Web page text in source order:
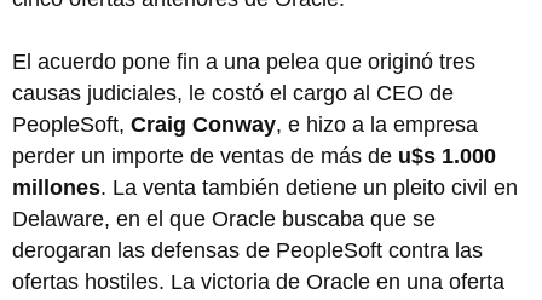
El acuerdo pone fin a una pelea que originó tres
causas judiciales, le costó el cargo al CEO de
PeopleSoft, Craig Conway, e hizo a la empresa
perder un importe de ventas de más de u$s 1.000
millones. La venta también detiene un pleito civil en
Delaware, en el que Oracle buscaba que se
derogaran las defensas de PeopleSoft contra las
ofertas hostiles. La victoria de Oracle en una oferta